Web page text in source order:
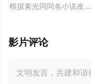
根据素光同同名小说改
影片评论